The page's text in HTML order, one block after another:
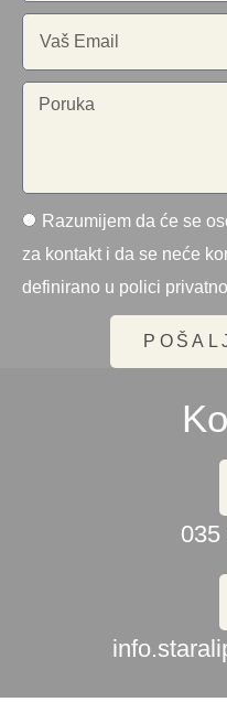
Razumijem da će se
za kontakt i da se neće
definirano u polici
035